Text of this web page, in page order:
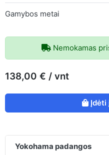
Gamybos metai
Nemokamas
138,00 € / vnt
Įdėti
Yokohama padangos